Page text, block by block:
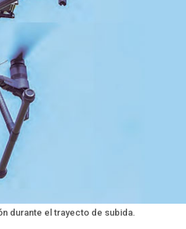
durante el trayecto de subida.